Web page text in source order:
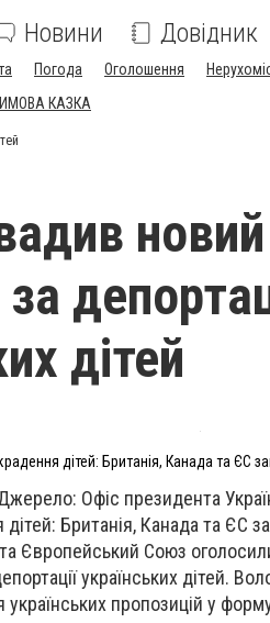
Новини Довідник
Погода Оголошення
КАЗКА
дітей
дітей: Британія, Канада та ЄС
Офіс президента
Британія, Канада та ЄС
Європейський Союз
українських дітей.
пропозицій у